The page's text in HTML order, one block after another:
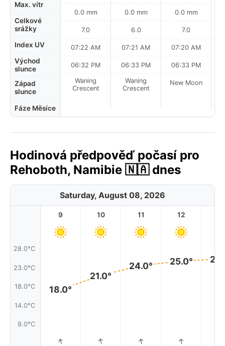
Max. vítr
Celkové
srážky
Index UV
Východ
slunce
Západ
slunce
Fáze Měsíce
0.0 mm
7.0
07:22 AM
06:32 PM
Waning
Crescent
0.0 mm
6.0
07:21 AM
06:33 PM
Waning
Crescent
0.0 mm
7.0
07:20 AM
06:33 PM
New Moon
Hodinová předpověď počasí pro
Rehoboth, Namibie 🇳🇦 dnes
Saturday, August 08, 2026
28.0°C
23.0°C
18.0°C
14.0°C
9.0°C
9
18.0°
↑
10
21.0°
↑
11
24.0°
↑
12
25.0°
↑